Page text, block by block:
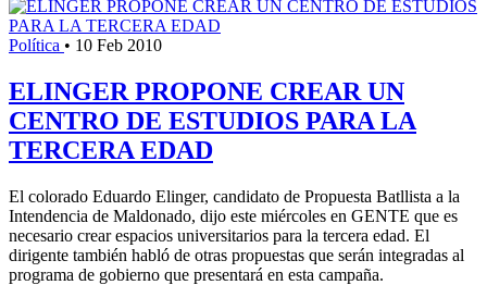
Política • 10 Feb 2010
ELINGER PROPONE CREAR UN
CENTRO DE ESTUDIOS PARA LA
TERCERA EDAD
El colorado Eduardo Elinger, candidato de Propuesta Batllista a la
Intendencia de Maldonado, dijo este miércoles en GENTE que es
necesario crear espacios universitarios para la tercera edad. El
dirigente también habló de otras propuestas que serán integradas al
programa de gobierno que presentará en esta campaña.